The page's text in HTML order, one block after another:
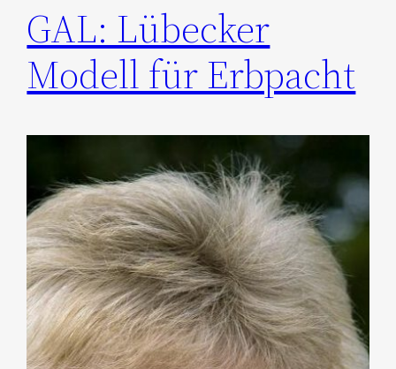
GAL: Lübecker
Modell für Erbpacht